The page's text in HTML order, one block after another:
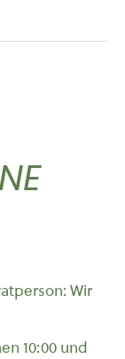
Wir
10:00 und